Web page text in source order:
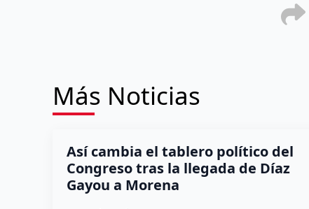
Más Noticias
Así cambia el tablero político del
Congreso tras la llegada de Díaz
Gayou a Morena